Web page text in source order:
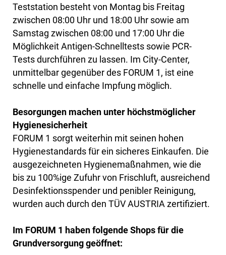
Teststation besteht von Montag bis Freitag
zwischen 08:00 Uhr und 18:00 Uhr sowie am
Samstag zwischen 08:00 und 17:00 Uhr die
Möglichkeit Antigen-Schnelltests sowie PCR-
Tests durchführen zu lassen. Im City-Center,
unmittelbar gegenüber des FORUM 1, ist eine
schnelle und einfache Impfung möglich.
Besorgungen machen unter höchstmöglicher
Hygienesicherheit
FORUM 1 sorgt weiterhin mit seinen hohen
Hygienestandards für ein sicheres Einkaufen. Die
ausgezeichneten Hygienemaßnahmen, wie die
bis zu 100%ige Zufuhr von Frischluft, ausreichend
Desinfektionsspender und penibler Reinigung,
wurden auch durch den TÜV AUSTRIA zertifiziert.
Im FORUM 1 haben folgende Shops für die
Grundversorgung geöffnet: